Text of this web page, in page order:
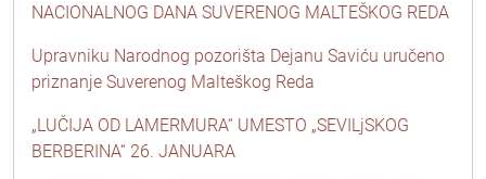
NACIONALNOG DANA SUVERENOG MALTEŠKOG REDA
Upravniku Narodnog pozorišta Dejanu Saviću uručeno
priznanje Suverenog Malteškog Reda
„LUČIJA OD LAMERMURA“ UMESTO „SEVILjSKOG
BERBERINA“ 26. JANUARA